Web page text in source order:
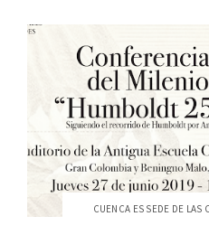
CUENCA ES SEDE DE LAS